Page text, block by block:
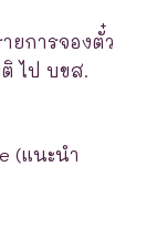
ยการจองตั๋ว
ไป บขส.
(แนะนำ